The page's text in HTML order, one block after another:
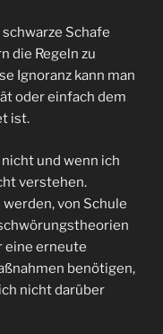
Schafe
die Regeln zu
Ignoranz kann man
oder einfach dem
ist.
und wenn ich
verstehen.
von Schule
eine erneute
benötigen,
nicht darüber